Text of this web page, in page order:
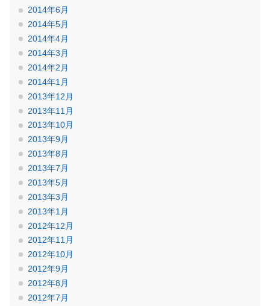
2014年6月
2014年5月
2014年4月
2014年3月
2014年2月
2014年1月
2013年12月
2013年11月
2013年10月
2013年9月
2013年8月
2013年7月
2013年5月
2013年3月
2013年1月
2012年12月
2012年11月
2012年10月
2012年9月
2012年8月
2012年7月